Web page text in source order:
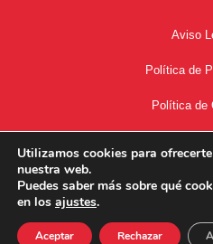
Aviso
Política de
Política de
Utilizamos cookies para
nuestra web.
Puedes saber más sobre qué
en los ajustes.
Aceptar Rechazar